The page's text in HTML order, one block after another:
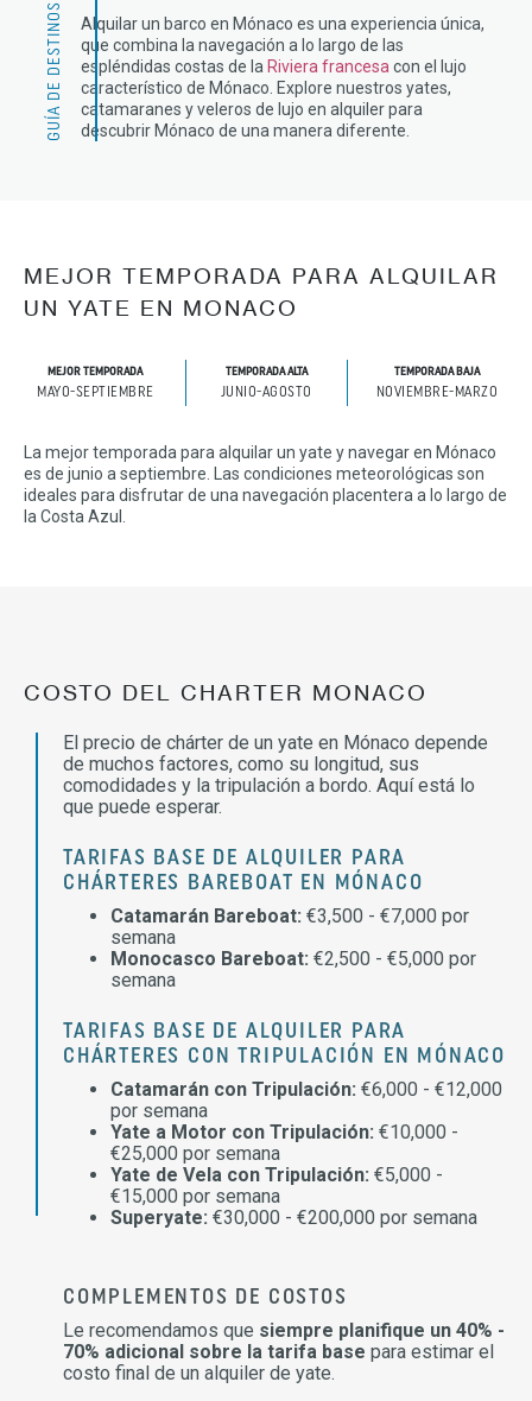
GUÍA DE DESTINOS
Alquilar un barco en Mónaco es una experiencia única,
que combina la navegación a lo largo de las
espléndidas costas de la Riviera francesa con el lujo
característico de Mónaco. Explore nuestros yates,
catamaranes y veleros de lujo en alquiler para
descubrir Mónaco de una manera diferente.
MEJOR TEMPORADA PARA ALQUILAR
UN YATE EN MONACO
MEJOR TEMPORADA
MAYO-SEPTIEMBRE
TEMPORADA ALTA
JUNIO-AGOSTO
TEMPORADA BAJA
NOVIEMBRE-MARZO
La mejor temporada para alquilar un yate y navegar en Mónaco
es de junio a septiembre. Las condiciones meteorológicas son
ideales para disfrutar de una navegación placentera a lo largo de
la Costa Azul.
COSTO DEL CHARTER MONACO
El precio de chárter de un yate en Mónaco depende
de muchos factores, como su longitud, sus
comodidades y la tripulación a bordo. Aquí está lo
que puede esperar.
TARIFAS BASE DE ALQUILER PARA
CHÁRTERES BAREBOAT EN MÓNACO
Catamarán Bareboat: €3,500 - €7,000 por
semana
Monocasco Bareboat: €2,500 - €5,000 por
semana
TARIFAS BASE DE ALQUILER PARA
CHÁRTERES CON TRIPULACIÓN EN MÓNACO
Catamarán con Tripulación: €6,000 - €12,000
por semana
Yate a Motor con Tripulación: €10,000 -
€25,000 por semana
Yate de Vela con Tripulación: €5,000 -
€15,000 por semana
Superyate: €30,000 - €200,000 por semana
COMPLEMENTOS DE COSTOS
Le recomendamos que siempre planifique un 40% -
70% adicional sobre la tarifa base para estimar el
costo final de un alquiler de yate.